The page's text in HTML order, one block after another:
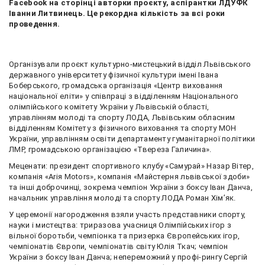
Facebook на сторінці авторки проєкту, аспірантки ЛДУФК
Іванни Литвинець. Це рекордна кількість за всі роки
проведення.
Організували проєкт культурно-мистецький відділ Львівського
державного університету фізичної культури імені Івана
Боберського, громадська організація «Центр виховання
національної еліти» у співпраці з відділенням Національного
олімпійського комітету України у Львівській області,
управлінням молоді та спорту ЛОДА, Львівським обласним
відділенням Комітету з фізичного виховання та спорту МОН
України, управлінням освіти департаменту гуманітарної політики
ЛМР, громадською організацією «Твереза Галичина».
Меценати: президент спортивного клубу «Самурай» Назар Вітер,
компанія «Ariя Motors», компанія «Майстерня львівської здоби»
та інші доброчинці, зокрема чемпіон України з боксу Іван Данча,
начальник управління молоді та спорту ЛОДА Роман Хім’як.
У церемонії нагородження взяли участь представники спорту,
науки і мистецтва: триразова учасниця Олімпійських ігор з
вільної боротьби, чемпіонка та призерка Європейських ігор,
чемпіонатів Європи, чемпіонатів світу Юлія Ткач; чемпіон
України з боксу Іван Данча; непереможний у профі-рингу Сергій